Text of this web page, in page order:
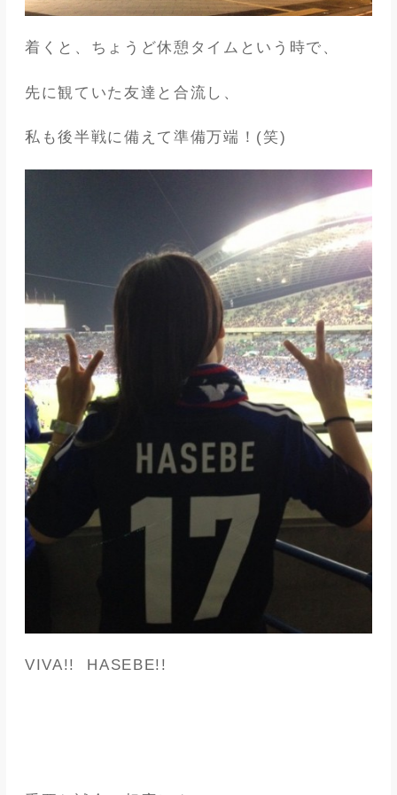
着くと、ちょうど休憩タイムという時で、
先に観ていた友達と合流し、
私も後半戦に備えて準備万端！(笑)
VIVA!! HASEBE!!